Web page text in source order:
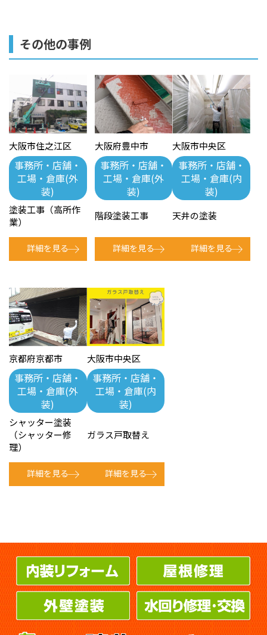
その他の事例
大阪市住之江区
事務所・店舗・
工場・倉庫(外
装)
塗装工事（高所作
業）
詳細を見る
大阪府豊中市
事務所・店舗・
工場・倉庫(外
装)
階段塗装工事
詳細を見る
大阪市中央区
事務所・店舗・
工場・倉庫(内
装)
天井の塗装
詳細を見る
京都府京都市
事務所・店舗・
工場・倉庫(外
装)
シャッター塗装
（シャッター修
理）
詳細を見る
大阪市中央区
事務所・店舗・
工場・倉庫(内
装)
ガラス戸取替え
詳細を見る